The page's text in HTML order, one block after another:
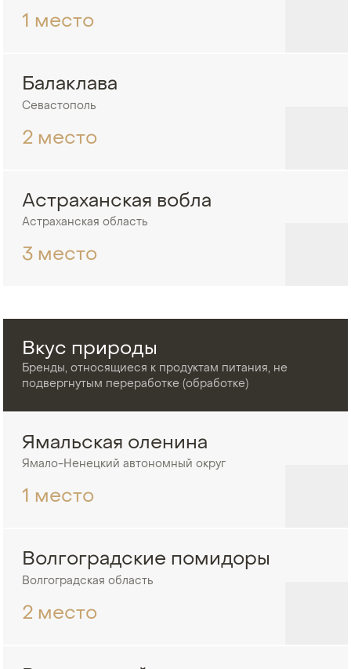
1 место
Балаклава
Севастополь
2 место
Астраханская вобла
Астраханская область
3 место
Вкус природы
Бренды, относящиеся к продуктам питания, не
подвергнутым переработке (обработке)
Ямальская оленина
Ямало-Ненецкий автономный округ
1 место
Волгоградские помидоры
Волгоградская область
2 место